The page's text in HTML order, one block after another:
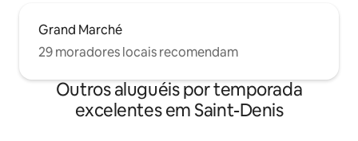
Grand Marché
29 moradores locais recomendam
Outros aluguéis por temporada
excelentes em Saint-Denis